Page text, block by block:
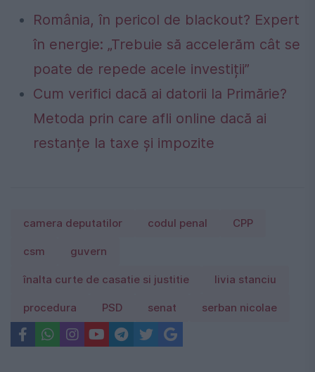
România, în pericol de blackout? Expert
în energie: „Trebuie să accelerăm cât se
poate de repede acele investiții”
Cum verifici dacă ai datorii la Primărie?
Metoda prin care afli online dacă ai
restanțe la taxe și impozite
camera deputatilor codul penal CPP
csm guvern
înalta curte de casatie si justitie livia stanciu
procedura PSD senat serban nicolae